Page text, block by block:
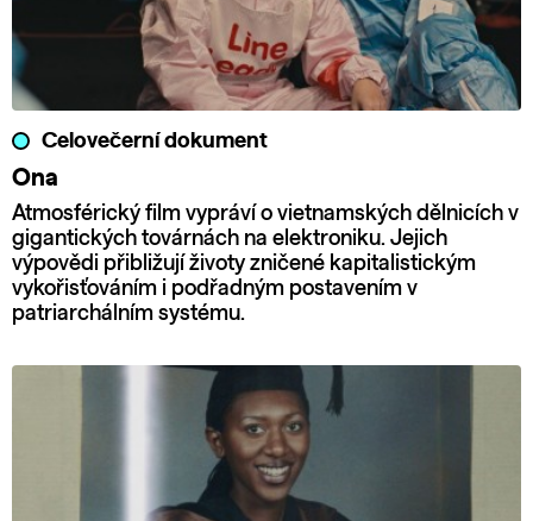
Celovečerní dokument
Ona
Atmosférický film vypráví o vietnamských dělnicích v
gigantických továrnách na elektroniku. Jejich
výpovědi přibližují životy zničené kapitalistickým
vykořisťováním i podřadným postavením v
patriarchálním systému.